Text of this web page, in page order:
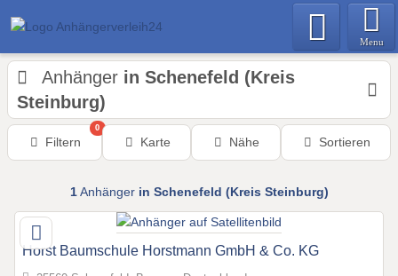
Menu
Anhänger in Schenefeld (Kreis
Steinburg)
Filtern
0
Karte Nähe Sortieren
1Anhänger in Schenefeld (Kreis Steinburg)
Horst Baumschule Horstmann GmbH & Co. KG